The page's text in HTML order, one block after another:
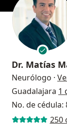
Dr. Matías
Neurólogo ·
Guadalajara 1
No. de cédula:
250